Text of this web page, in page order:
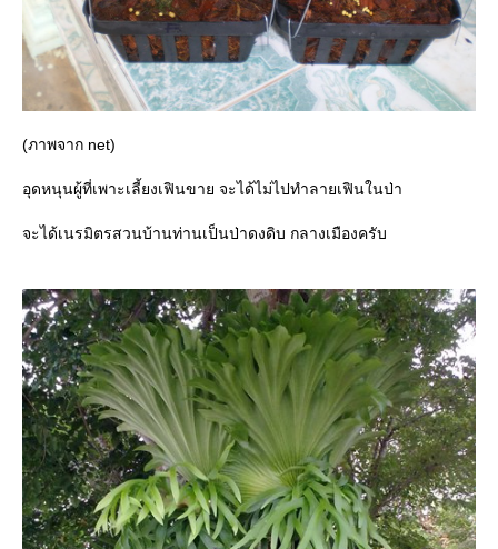
(ภาพจาก net)
อุดหนุนผู้ที่เพาะเลี้ยงเฟินขาย จะได้ไม่ไปทำลายเฟินในป่า
จะได้เนรมิตรสวนบ้านท่านเป็นป่าดงดิบ กลางเมืองครับ